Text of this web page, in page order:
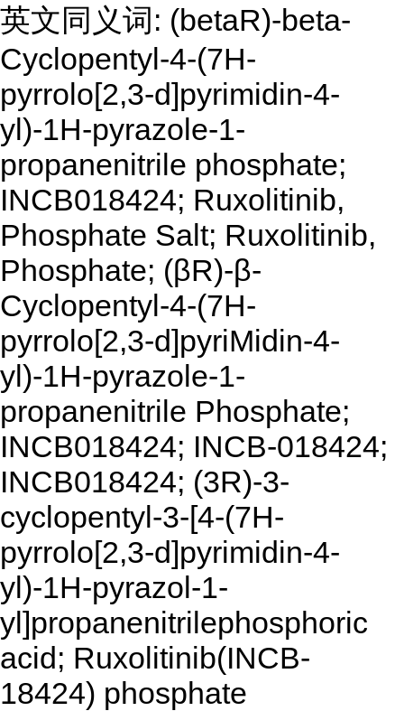
英文同义词: (betaR)-beta-
Cyclopentyl-4-(7H-
pyrrolo[2,3-d]pyrimidin-4-
yl)-1H-pyrazole-1-
propanenitrile phosphate;
INCB018424; Ruxolitinib,
Phosphate Salt; Ruxolitinib,
Phosphate; (βR)-β-
Cyclopentyl-4-(7H-
pyrrolo[2,3-d]pyriMidin-4-
yl)-1H-pyrazole-1-
propanenitrile Phosphate;
INCB018424; INCB-018424;
INCB018424; (3R)-3-
cyclopentyl-3-[4-(7H-
pyrrolo[2,3-d]pyrimidin-4-
yl)-1H-pyrazol-1-
yl]propanenitrilephosphoric
acid; Ruxolitinib(INCB-
18424) phosphate